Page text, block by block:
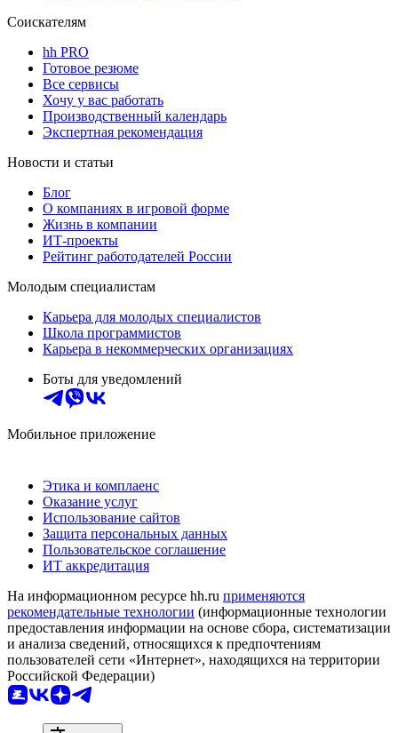
Соискателям
hh PRO
Готовое резюме
Все сервисы
Хочу у вас работать
Производственный календарь
Экспертная рекомендация
Новости и статьи
Блог
О компаниях в игровой форме
Жизнь в компании
ИТ-проекты
Рейтинг работодателей России
Молодым специалистам
Карьера для молодых специалистов
Школа программистов
Карьера в некоммерческих организациях
Боты для уведомлений
Мобильное приложение
Этика и комплаенс
Оказание услуг
Использование сайтов
Защита персональных данных
Пользовательское соглашение
ИТ аккредитация
На информационном ресурсе hh.ru применяются
рекомендательные технологии (информационные технологии
предоставления информации на основе сбора, систематизации
и анализа сведений, относящихся к предпочтениям
пользователей сети «Интернет», находящихся на территории
Российской Федерации)